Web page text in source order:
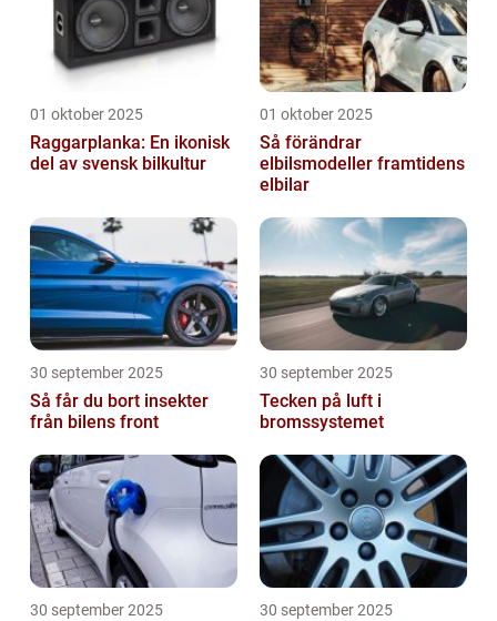
01 oktober 2025
Raggarplanka: En ikonisk
del av svensk bilkultur
01 oktober 2025
Så förändrar
elbilsmodeller framtidens
elbilar
30 september 2025
Så får du bort insekter
från bilens front
30 september 2025
Tecken på luft i
bromssystemet
30 september 2025 30 september 2025